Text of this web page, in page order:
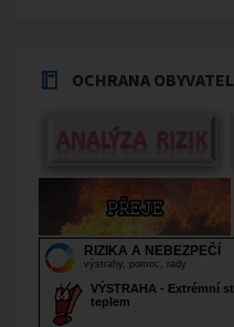
OCHRANA OBYVATEL